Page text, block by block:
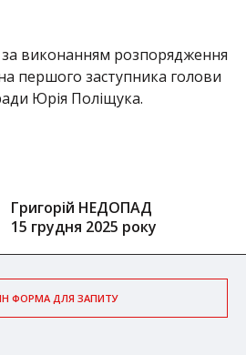
виконанням розпорядження
першого заступника голови
Юрія Поліщука.
Григорій НЕДОПАД
15 грудня 2025 року
ФОРМА ДЛЯ ЗАПИТУ